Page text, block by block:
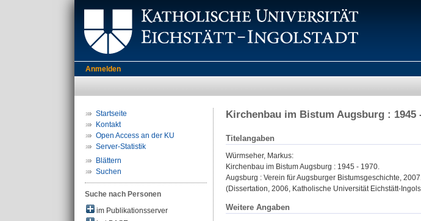
Anmelden
Startseite
Kontakt
Open Access an der KU
Server-Statistik
Blättern
Suchen
Suche nach Personen
im Publikationsserver
Kirchenbau im Bistum Augsburg : 1945
Titelangaben
Würmseher, Markus:
Kirchenbau im Bistum Augsburg : 1945 - 1970.
Augsburg : Verein für Augsburger Bistumsgeschichte,
(Dissertation, 2006, Katholische Universität Eichstätt-
Weitere Angaben